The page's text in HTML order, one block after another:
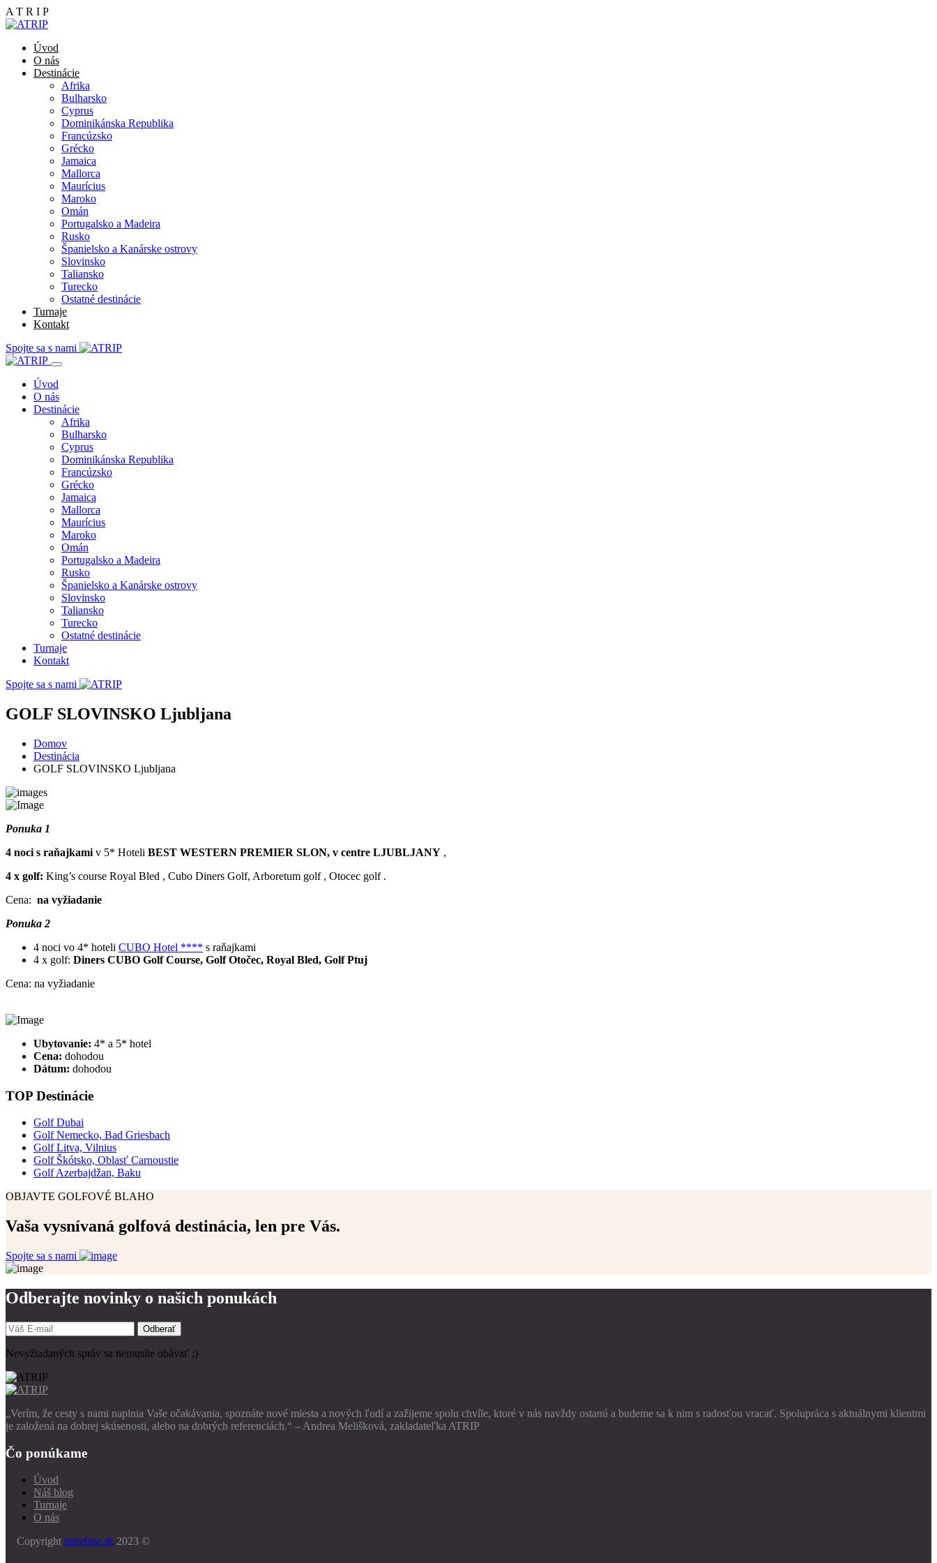
A T R I P
Úvod
O nás
Destinácie
Afrika
Bulharsko
Cyprus
Dominikánska Republika
Francúzsko
Grécko
Jamaica
Mallorca
Maurícius
Maroko
Omán
Portugalsko a Madeira
Rusko
Španielsko a Kanárske ostrovy
Slovinsko
Taliansko
Turecko
Ostatné destinácie
Turnaje
Kontakt
Spojte sa s nami
Úvod
O nás
Destinácie
Afrika
Bulharsko
Cyprus
Dominikánska Republika
Francúzsko
Grécko
Jamaica
Mallorca
Maurícius
Maroko
Omán
Portugalsko a Madeira
Rusko
Španielsko a Kanárske ostrovy
Slovinsko
Taliansko
Turecko
Ostatné destinácie
Turnaje
Kontakt
Spojte sa s nami
GOLF SLOVINSKO Ljubljana
Domov
Destinácia
GOLF SLOVINSKO Ljubljana
Ponuka 1
4 noci s raňajkami v 5* Hoteli BEST WESTERN PREMIER SLON, v centre LJUBLJANY ,
4 x golf: King’s course Royal Bled , Cubo Diners Golf, Arboretum golf , Otocec golf .
Cena: na vyžiadanie
Ponuka 2
4 noci vo 4* hoteli CUBO Hotel **** s raňajkami
4 x golf: Diners CUBO Golf Course, Golf Otočec, Royal Bled, Golf Ptuj
Cena: na vyžiadanie
Ubytovanie: 4* a 5* hotel
Cena: dohodou
Dátum: dohodou
TOP Destinácie
Golf Dubai
Golf Nemecko, Bad Griesbach
Golf Litva, Vilnius
Golf Škótsko, Oblasť Carnoustie
Golf Azerbajdžan, Baku
OBJAVTE GOLFOVÉ BLAHO
Vaša vysnívaná golfová destinácia, len pre Vás.
Spojte sa s nami
Odberajte novinky o našich ponukách
Odberať
Nevyžiadaných správ sa nemusíte obávať ;)
„Verím, že cesty s nami naplnia Vaše očakávania, spoznáte nové miesta a nových ľudí a zažijeme spolu chvíle, ktoré v nás navždy ostanú a budeme sa k nim s radosťou vracať. Spolupráca s aktuálnymi klientmi
je založená na dobrej skúsenosti, alebo na dobrých referenciách.“ – Andrea Melišková, zakladateľka ATRIP
Čo ponúkame
Úvod
Náš blog
Turnaje
O nás
Copyright interfase.sk 2023 ©